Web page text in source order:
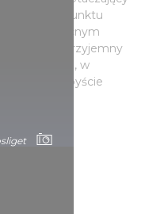
metrów, z punktu
Na północnym
się na przyjemny
a atmosfera, w
Jakbyście